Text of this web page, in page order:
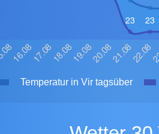
Temperatur in Vir tagsüber